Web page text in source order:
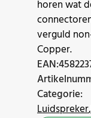
horen wat
verguld
Copper.
EAN:
Categorie:
Luidspreker